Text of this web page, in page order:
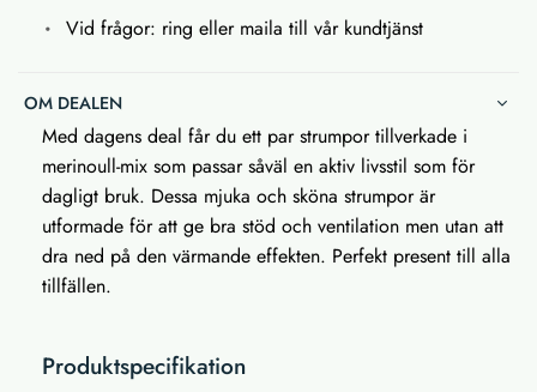
Vid frågor: ring eller maila till vår kundtjänst
OM DEALEN
Med dagens deal får du ett par strumpor tillverkade i
merinoull-mix som passar såväl en aktiv livsstil som för
dagligt bruk. Dessa mjuka och sköna strumpor är
utformade för att ge bra stöd och ventilation men utan att
dra ned på den värmande effekten. Perfekt present till alla
tillfällen.
Produktspecifikation